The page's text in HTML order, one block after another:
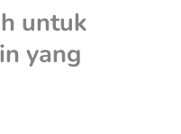
untuk
yang